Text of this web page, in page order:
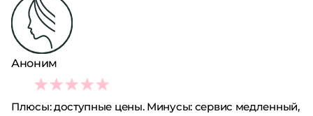
Аноним
3
Плюсы: доступные цены. Минусы: сервис медленный,